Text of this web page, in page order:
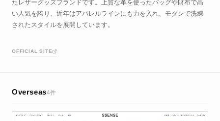
たレザーグッズブランドです。上質な革を使ったバッグや財布で高
い人気を誇り、近年はアパレルラインにも力を入れ、モダンで洗練
されたスタイルを展開しています。
OFFICIAL SITE
Overseas4件